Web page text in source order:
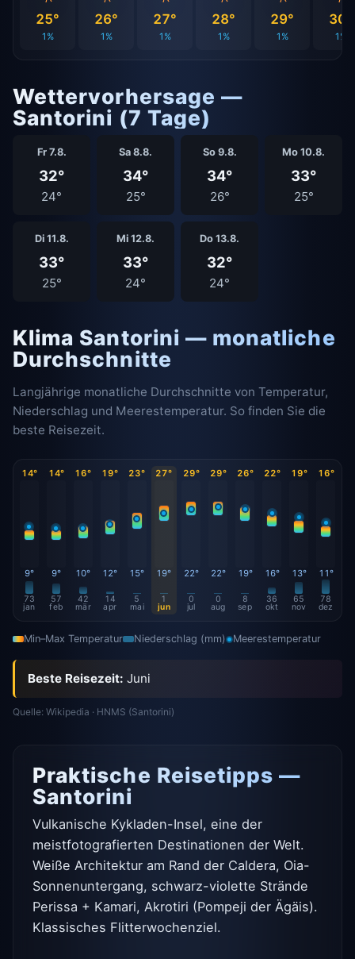
25°
1%
26°
1%
27°
1%
28°
1%
29°
1%
30°
1%
Wettervorhersage —
Santorini (7 Tage)
Fr 7.8.
32°
24°
Sa 8.8.
34°
25°
So 9.8.
34°
26°
Mo 10.8.
33°
25°
Di 11.8.
33°
25°
Mi 12.8.
33°
24°
Do 13.8.
32°
24°
Klima Santorini — monatliche
Durchschnitte
Langjährige monatliche Durchschnitte von Temperatur,
Niederschlag und Meerestemperatur. So finden Sie die
beste Reisezeit.
14°
9°
73
jan
14°
9°
57
feb
16°
10°
42
mär
19°
12°
14
apr
23°
15°
5
mai
27°
19°
1
jun
29°
22°
0
jul
29°
22°
0
aug
26°
19°
8
sep
22°
16°
36
okt
19°
13°
65
nov
16°
11°
78
dez
Min–Max Temperatur Niederschlag (mm) Meerestemperatur
Beste Reisezeit: Juni
Quelle: Wikipedia · HNMS (Santorini)
Praktische Reisetipps —
Santorini
Vulkanische Kykladen-Insel, eine der
meistfotografierten Destinationen der Welt.
Weiße Architektur am Rand der Caldera, Oia-
Sonnenuntergang, schwarz-violette Strände
Perissa + Kamari, Akrotiri (Pompeji der Ägäis).
Klassisches Flitterwochenziel.